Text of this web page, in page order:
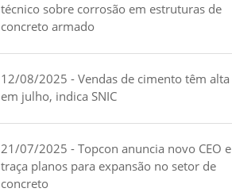
técnico sobre corrosão em estruturas de
concreto armado
12/08/2025 - Vendas de cimento têm alta
em julho, indica SNIC
21/07/2025 - Topcon anuncia novo CEO e
traça planos para expansão no setor de
concreto